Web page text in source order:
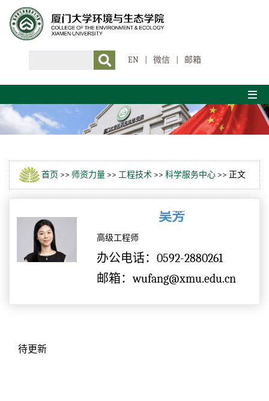
EN 微信 邮箱
首页 >> 师资力量 >> 工程技术 >> 科学服务中心 >> 正文
吴芳
高级工程师
办公电话：0592-2880261
邮箱：wufang@xmu.edu.cn
待更新